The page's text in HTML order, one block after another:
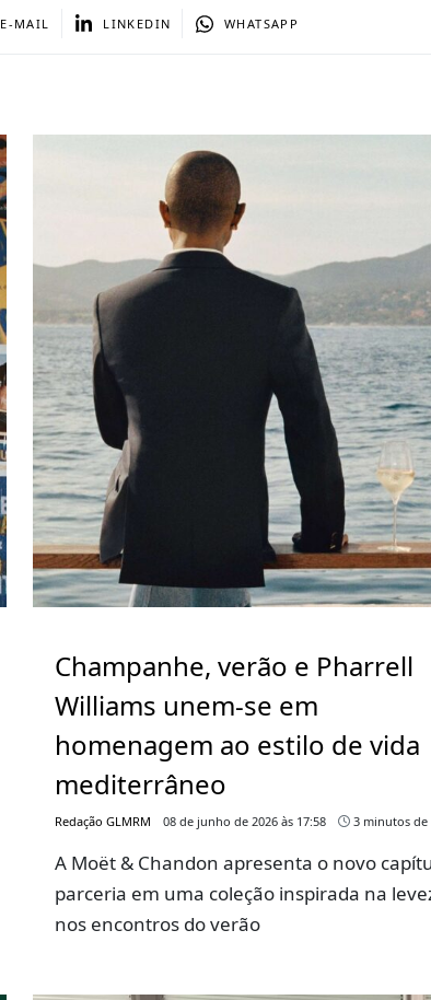
E-MAIL LINKEDIN WHATSAPP
Champanhe, verão e Pharrell
Williams unem-se em
homenagem ao estilo de vida
mediterrâneo
Redação GLMRM 08 de junho de 2026 às 17:58 3 minutos
A Moët & Chandon apresenta o novo
parceria em uma coleção inspirada na
nos encontros do verão